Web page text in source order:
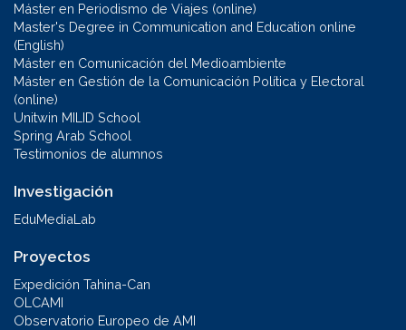
Máster en Periodismo de Viajes (online)
Master's Degree in Communication and Education online
(English)
Máster en Comunicación del Medioambiente
Máster en Gestión de la Comunicación Política y Electoral
(online)
Unitwin MILID School
Spring Arab School
Testimonios de alumnos
Investigación
EduMediaLab
Proyectos
Expedición Tahina-Can
OLCAMI
Observatorio Europeo de AMI